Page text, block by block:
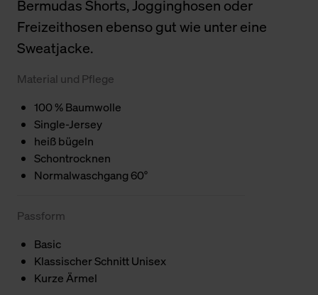
Bermudas Shorts, Jogginghosen oder
Freizeithosen ebenso gut wie unter eine
Sweatjacke.
Material und Pflege
100 % Baumwolle
Single-Jersey
heiß bügeln
Schontrocknen
Normalwaschgang 60°
Passform
Basic
Klassischer Schnitt Unisex
Kurze Ärmel